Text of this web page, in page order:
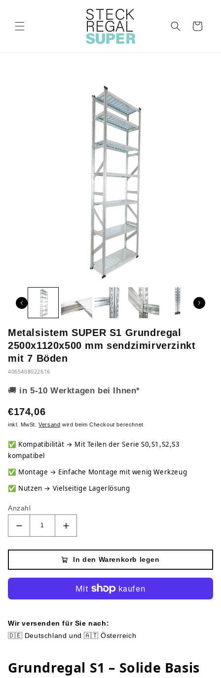
Inhalt
Warenkorb
Metalsistem SUPER S1 Grundregal
2500x1120x500 mm sendzimirverzinkt
mit 7 Böden
4065408022616
🚚 in 5-10 Werktagen bei Ihnen*
€174,06
inkl. MwSt.Versand wird beim Checkout berechnet
✅ Kompatibilität → Mit Teilen der Serie S0,S1,S2,S3
kompatibel
✅ Montage → Einfache Montage mit wenig Werkzeug
✅ Nutzen → Vielseitige Lagerlösung
Anzahl
In den Warenkorb legen
Wir versenden für Sie nach:
🇩🇪 Deutschland und 🇦🇹 Österreich
Grundregal S1 – Solide Basis